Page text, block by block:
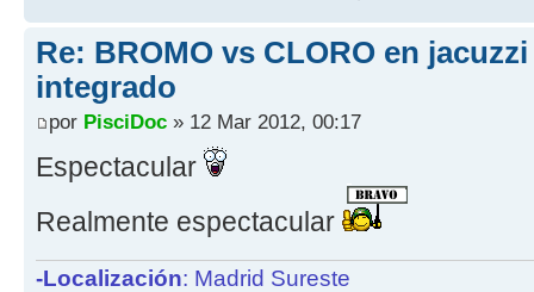
Re: BROMO vs CLORO en
integrado
por PisciDoc » 12 Mar 2012, 00:17
Espectacular
Realmente espectacular
-Localización: Madrid Sureste